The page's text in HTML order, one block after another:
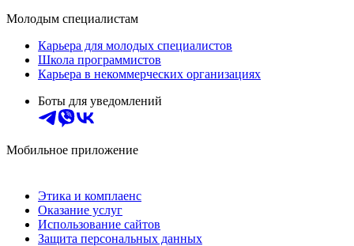
Молодым специалистам
Карьера для молодых специалистов
Школа программистов
Карьера в некоммерческих организациях
Боты для уведомлений
Мобильное приложение
Этика и комплаенс
Оказание услуг
Использование сайтов
Защита персональных данных